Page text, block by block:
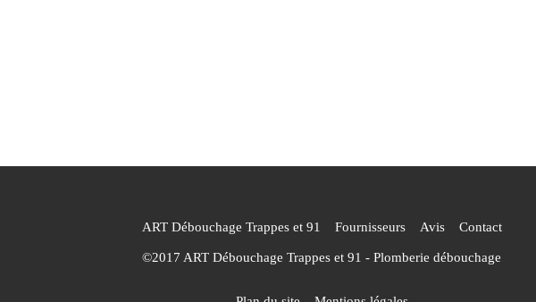
ART Débouchage Trappes et 91 Fournisseurs Avis Contact
©2017 ART Débouchage Trappes et 91 - Plomberie débouchage